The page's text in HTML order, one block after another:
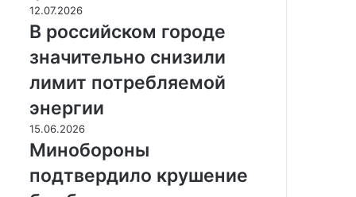
В
р
с
с
й
с
к
о
м
г
12.07.2026
В российском городе
значительно снизили
лимит потребляемой
энергии
М
и
15.06.2026
Минобороны
подтвердило крушение